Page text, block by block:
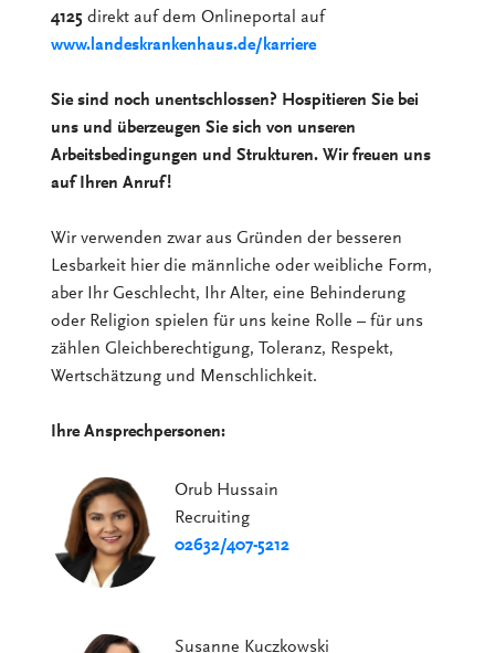
4125 direkt auf dem Onlineportal auf
www.landeskrankenhaus.de/karriere
Sie sind noch unentschlossen? Hospitieren Sie bei
uns und überzeugen Sie sich von unseren
Arbeitsbedingungen und Strukturen. Wir freuen uns
auf Ihren Anruf!
Wir verwenden zwar aus Gründen der besseren
Lesbarkeit hier die männliche oder weibliche Form,
aber Ihr Geschlecht, Ihr Alter, eine Behinderung
oder Religion spielen für uns keine Rolle – für uns
zählen Gleichberechtigung, Toleranz, Respekt,
Wertschätzung und Menschlichkeit.
Ihre Ansprechpersonen:
Orub Hussain
Recruiting
02632/407-5212
Susanne Kuczkowski